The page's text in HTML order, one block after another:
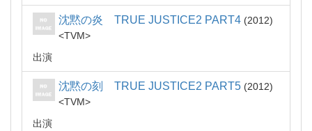
沈黙の炎 TRUE JUSTICE2 PART4
2012
TVM
出演
沈黙の刻 TRUE JUSTICE2 PART5
2012
TVM
出演